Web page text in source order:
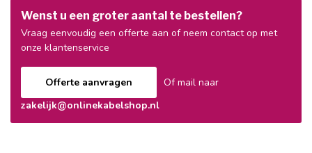
Wenst u een groter aantal te bestellen?
Vraag eenvoudig een offerte aan of neem contact op met
onze klantenservice
Offerte aanvragen
Of mail naar
zakelijk@onlinekabelshop.nl